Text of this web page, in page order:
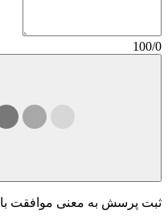
100/0
ثبت پرسش به معنی موافقت با